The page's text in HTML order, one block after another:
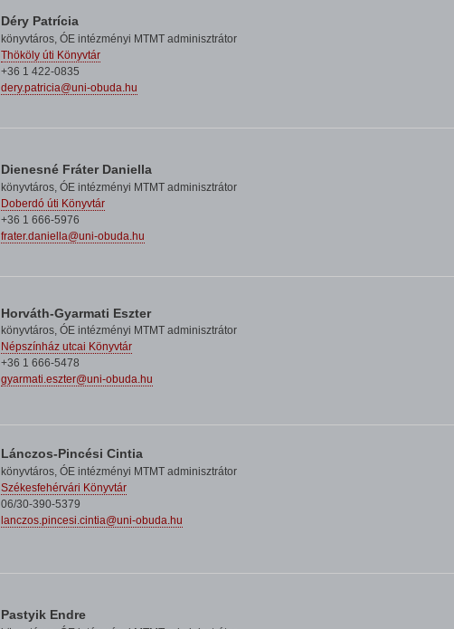
Déry Patrícia
könyvtáros, ÓE intézményi MTMT adminisztrátor
Thököly úti Könyvtár
+36 1 422-0835
dery.patricia@uni-obuda.hu
Dienesné Fráter Daniella
könyvtáros, ÓE intézményi MTMT adminisztrátor
Doberdó úti Könyvtár
+36 1 666-5976
frater.daniella@uni-obuda.hu
Horváth-Gyarmati Eszter
könyvtáros, ÓE intézményi MTMT adminisztrátor
Népszínház utcai Könyvtár
+36 1 666-5478
gyarmati.eszter@uni-obuda.hu
Lánczos-Pincési Cintia
könyvtáros, ÓE intézményi MTMT adminisztrátor
Székesfehérvári Könyvtár
06/30-390-5379
lanczos.pincesi.cintia@uni-obuda.hu
Pastyik Endre